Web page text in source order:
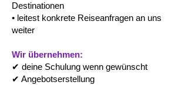
Destinationen
• leitest konkrete Reiseanfragen an uns
weiter
Wir übernehmen:
✔ deine Schulung wenn gewünscht
✔ Angebotserstellung